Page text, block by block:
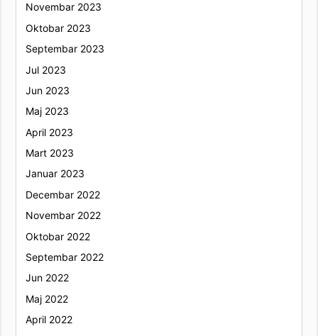
Novembar 2023
Oktobar 2023
Septembar 2023
Jul 2023
Jun 2023
Maj 2023
April 2023
Mart 2023
Januar 2023
Decembar 2022
Novembar 2022
Oktobar 2022
Septembar 2022
Jun 2022
Maj 2022
April 2022